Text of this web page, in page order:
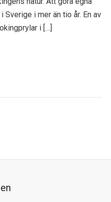
i mer än tio år. En av
i […]